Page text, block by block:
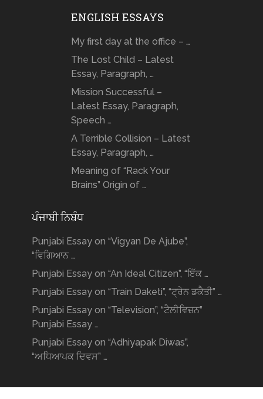
ENGLISH ESSAYS
My first day at the office – …
The Lost Child – Latest
Essay, Paragraph, …
Mission Successful –
Latest Essay, Paragraph,
Speech …
A Terrible Collision – Latest
Essay, Paragraph, …
Meaning of “Rack Your
Brains” Origin of …
ਪੰਜਾਬੀ ਨਿਬੰਧ
Punjabi Essay on “Vigyan De Ajube”,
“ਵਿਗਿਆਨ …
Punjabi Essay on “An Ideal Citizen”, “ਇੱਕ …
Punjabi Essay on “Train Daketi”, “ਟ੍ਰੇਨ ਡਕੈਤੀ” …
Punjabi Essay on “Television”, “ਟੈਲੀਵਿਜ਼ਨ”
Punjabi Essay …
Punjabi Essay on “Adhiyapak Diwas”,
“ਅਧਿਆਪਕ ਦਿਵਸ” …